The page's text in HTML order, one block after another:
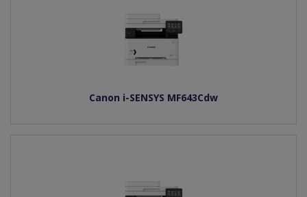
Canon i-SENSYS MF643Cdw